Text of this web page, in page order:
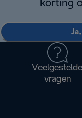
korting
Veelgestelde
vragen